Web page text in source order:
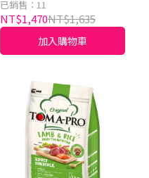
已銷售：11
NT$1,470NT$1,635
加入購物車